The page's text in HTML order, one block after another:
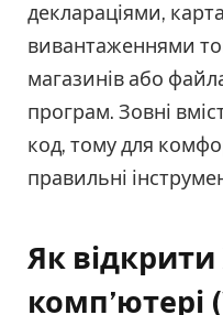
деклараціями,
вивантаженнями
магазинів або
програм. Зовні
код, тому для
правильні
Як
комп’ютері